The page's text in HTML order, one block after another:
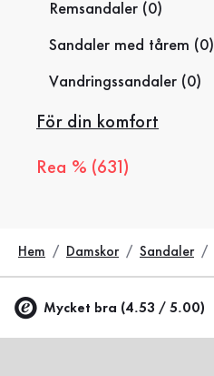
Remsandaler (0)
Sandaler med tårem (0)
Vandringssandaler (0)
För din komfort
Rea % (631)
Hem Damskor Sandaler
Mycket bra (4.53 / 5.00)